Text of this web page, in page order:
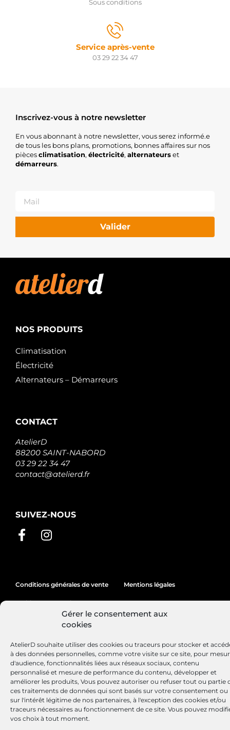
Gérer le consentement aux
cookies
AtelierD souhaite utiliser des cookies ou traceurs pour stocker et
à des données personnelles, comme votre visite sur ce site, pour
d'audience, fonctionnalités liées aux réseaux sociaux, contenu
personnalisé et mesure de performance du contenu, développer et
améliorer les produits, Vous pouvez autoriser ou refuser tout ou partie
ces traitements de données qui sont basés sur votre consentement ou
sur l'intérêt légitime de nos partenaires, à l'exception des cookies et/ou
traceurs nécessaires au fonctionnement de ce site. Vous pouvez
vos choix à tout moment.
Sous conditions
Service après-vente
03 29 22 34 47
Inscrivez-vous à notre newsletter
En vous abonnant à notre newsletter, vous serez informé.e
de tous les bons plans, promotions, bonnes affaires sur nos
piècesclimatisation, électricité, alternateurset
démarreurs.
Valider
NOS PRODUITS
Climatisation
Électricité
Alternateurs – Démarreurs
CONTACT
AtelierD
88200 SAINT-NABORD
03 29 22 34 47
contact@atelierd.fr
SUIVEZ-NOUS
Conditions générales de vente Mentions légales
Politique de cookies
Site réalisé par LézardsCréation